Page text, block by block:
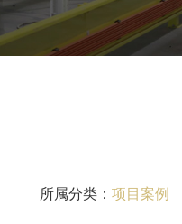
所属分类： 项目案例